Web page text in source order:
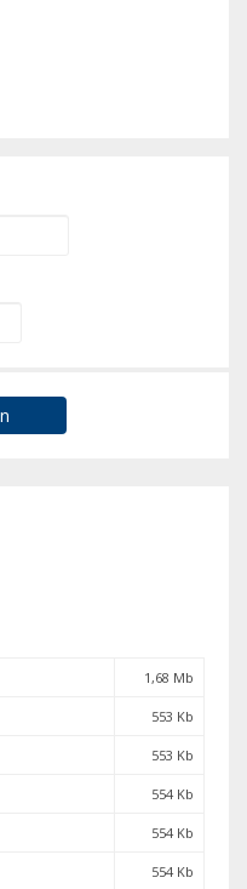
1,68 Mb
553 Kb
553 Kb
554 Kb
554 Kb
554 Kb